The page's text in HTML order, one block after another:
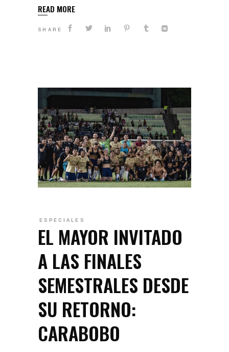
READ MORE
SHARE
ESPECIALES
EL MAYOR INVITADO
A LAS FINALES
SEMESTRALES DESDE
SU RETORNO:
CARABOBO